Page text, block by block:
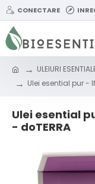
CONECTARE
ULEIURI
Ulei esential pur -
Ulei esential
- doTERRA